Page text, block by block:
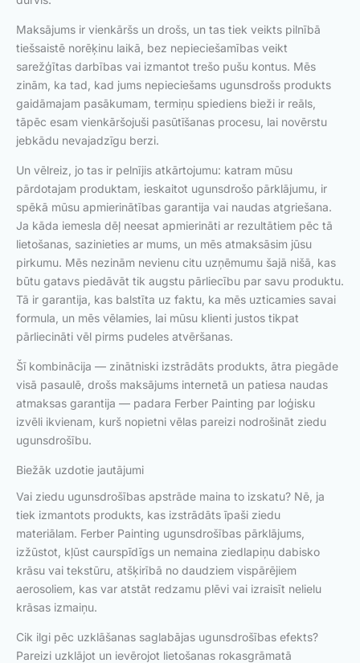
Maksājums ir vienkāršs un drošs, un tas tiek veikts pilnībā
tiešsaistē norēķinu laikā, bez nepieciešamības veikt
sarežģītas darbības vai izmantot trešo pušu kontus. Mēs
zinām, ka tad, kad jums nepieciešams ugunsdrošs produkts
gaidāmajam pasākumam, termiņu spiediens bieži ir reāls,
tāpēc esam vienkāršojuši pasūtīšanas procesu, lai novērstu
jebkādu nevajadzīgu berzi.
Un vēlreiz, jo tas ir pelnījis atkārtojumu: katram mūsu
pārdotajam produktam, ieskaitot ugunsdrošo pārklājumu, ir
spēkā mūsu apmierinātības garantija vai naudas atgriešana.
Ja kāda iemesla dēļ neesat apmierināti ar rezultātiem pēc tā
lietošanas, sazinieties ar mums, un mēs atmaksāsim jūsu
pirkumu. Mēs nezinām nevienu citu uzņēmumu šajā nišā, kas
būtu gatavs piedāvāt tik augstu pārliecību par savu produktu.
Tā ir garantija, kas balstīta uz faktu, ka mēs uzticamies savai
formula, un mēs vēlamies, lai mūsu klienti justos tikpat
pārliecināti vēl pirms pudeles atvēršanas.
Šī kombinācija — zinātniski izstrādāts produkts, ātra piegāde
visā pasaulē, drošs maksājums internetā un patiesa naudas
atmaksas garantija — padara Ferber Painting par loģisku
izvēli ikvienam, kurš nopietni vēlas pareizi nodrošināt ziedu
ugunsdrošību.
Biežāk uzdotie jautājumi
Vai ziedu ugunsdrošības apstrāde maina to izskatu? Nē, ja
tiek izmantots produkts, kas izstrādāts īpaši ziedu
materiālam. Ferber Painting ugunsdrošības pārklājums,
izžūstot, kļūst caurspīdīgs un nemaina ziedlapiņu dabisko
krāsu vai tekstūru, atšķirībā no daudziem vispārējiem
aerosoliem, kas var atstāt redzamu plēvi vai izraisīt nelielu
krāsas izmaiņu.
Cik ilgi pēc uzklāšanas saglabājas ugunsdrošības efekts?
Pareizi uzklājot un ievērojot lietošanas rokasgrāmatā